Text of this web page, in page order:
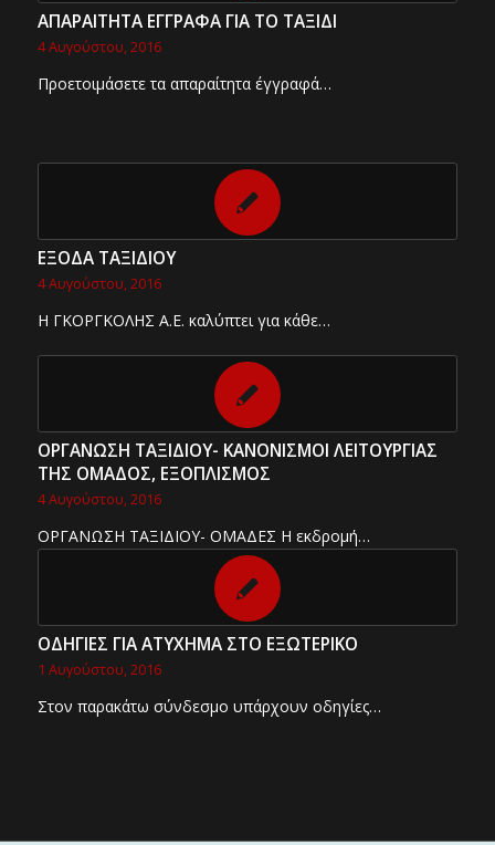
ΑΠΑΡΑΙΤΗΤΑ ΕΓΓΡΑΦΑ ΓΙΑ ΤΟ ΤΑΞΙΔΙ
4 Αυγούστου, 2016
Προετοιμάσετε τα απαραίτητα έγγραφά…
ΕΞΟΔΑ ΤΑΞΙΔΙΟΥ
4 Αυγούστου, 2016
Η ΓΚΟΡΓΚΟΛΗΣ Α.Ε. καλύπτει για κάθε…
ΟΡΓΑΝΩΣΗ ΤΑΞΙΔΙΟΥ- ΚΑΝΟΝΙΣΜΟΙ ΛΕΙΤΟΥΡΓΙΑΣ
ΤΗΣ ΟΜΑΔΟΣ, ΕΞΟΠΛΙΣΜΟΣ
4 Αυγούστου, 2016
ΟΡΓΑΝΩΣΗ ΤΑΞΙΔΙΟΥ- ΟΜΑΔΕΣ Η εκδρομή…
ΟΔΗΓΙΕΣ ΓΙΑ ΑΤΥΧΗΜΑ ΣΤΟ ΕΞΩΤΕΡΙΚΟ
1 Αυγούστου, 2016
Στον παρακάτω σύνδεσμο υπάρχουν οδηγίες…